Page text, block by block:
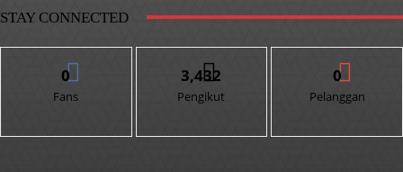
STAY CONNECTED
0
Fans
3,432
Pengikut
0
Pelanggan